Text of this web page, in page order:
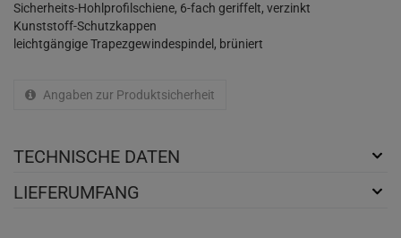
Sicherheits-Hohlprofilschiene, 6-fach geriffelt, verzinkt
Kunststoff-Schutzkappen
leichtgängige Trapezgewindespindel, brüniert
Angaben zur Produktsicherheit
TECHNISCHE DATEN
LIEFERUMFANG